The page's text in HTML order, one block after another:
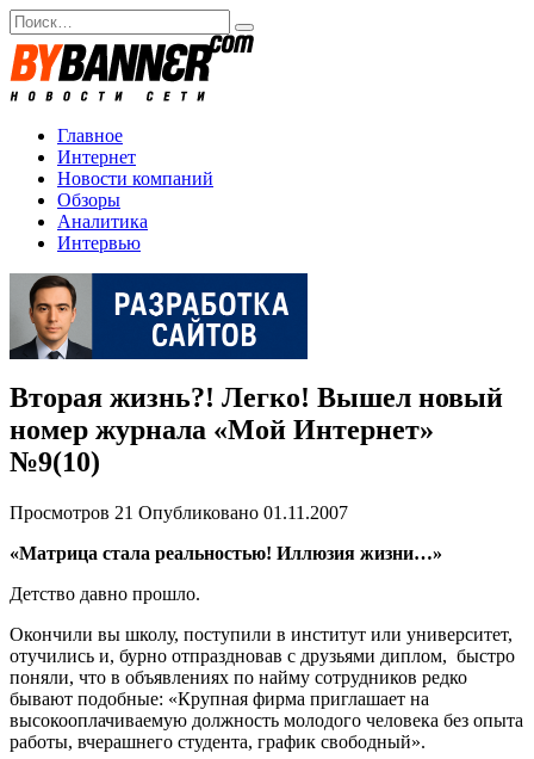
Перейти
к
содержанию
Search
for:
Главное
Интернет
Новости компаний
Обзоры
Аналитика
Интервью
Вторая жизнь?! Легко! Вышел новый
номер журнала «Мой Интернет»
№9(10)
Просмотров 21 Опубликовано 01.11.2007
«Матрица стала реальностью! Иллюзия жизни…»
Детство давно прошло.
Окончили вы школу, поступили в институт или университет,
отучились и, бурно отпраздновав с друзьями диплом, быстро
поняли, что в объявлениях по найму сотрудников редко
бывают подобные: «Крупная фирма приглашает на
высокооплачиваемую должность молодого человека без опыта
работы, вчерашнего студента, график свободный».